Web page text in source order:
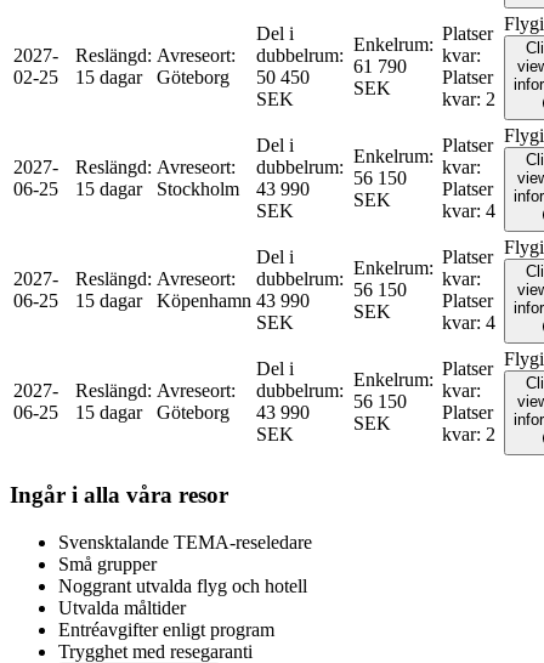
2027-
02-25
Reslängd:
15 dagar
Avreseort:
Göteborg
Del i
dubbelrum:
50 450
SEK
Enkelrum:
61 790
SEK
Platser
kvar:
Platser
kvar: 2
2027-
06-25
Reslängd:
15 dagar
Avreseort:
Stockholm
Del i
dubbelrum:
43 990
SEK
Enkelrum:
56 150
SEK
Platser
kvar:
Platser
kvar: 4
2027-
06-25
Reslängd:
15 dagar
Avreseort:
Köpenhamn
Del i
dubbelrum:
43 990
SEK
Enkelrum:
56 150
SEK
Platser
kvar:
Platser
kvar: 4
2027-
06-25
Reslängd:
15 dagar
Avreseort:
Göteborg
Del i
dubbelrum:
43 990
SEK
Enkelrum:
56 150
SEK
Platser
kvar:
Platser
kvar: 2
Ingår i alla våra resor
Svensktalande TEMA-reseledare
Små grupper
Noggrant utvalda flyg och hotell
Utvalda måltider
Entréavgifter enligt program
Trygghet med resegaranti